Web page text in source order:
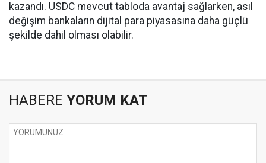
kazandı. USDC mevcut tabloda avantaj sağlarken, asıl
değişim bankaların dijital para piyasasına daha güçlü
şekilde dahil olması olabilir.
HABERE YORUM KAT